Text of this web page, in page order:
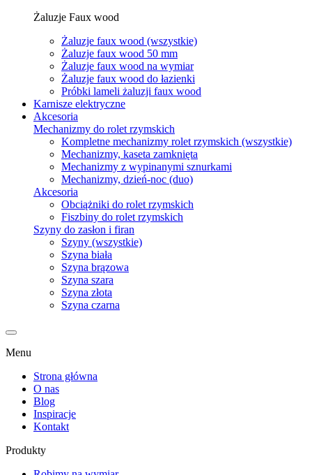
Żaluzje Faux wood
Żaluzje faux wood (wszystkie)
Żaluzje faux wood 50 mm
Żaluzje faux wood na wymiar
Żaluzje faux wood do łazienki
Próbki lameli żaluzji faux wood
Karnisze elektryczne
Akcesoria
Mechanizmy do rolet rzymskich
Kompletne mechanizmy rolet rzymskich (wszystkie)
Mechanizmy, kaseta zamknięta
Mechanizmy z wypinanymi sznurkami
Mechanizmy, dzień-noc (duo)
Akcesoria
Obciążniki do rolet rzymskich
Fiszbiny do rolet rzymskich
Szyny do zasłon i firan
Szyny (wszystkie)
Szyna biała
Szyna brązowa
Szyna szara
Szyna złota
Szyna czarna
Menu
Strona główna
O nas
Blog
Inspiracje
Kontakt
Produkty